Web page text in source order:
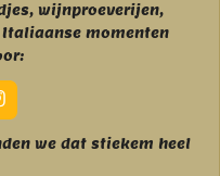
wijnproeverijen,
momenten
we dat stiekem heel